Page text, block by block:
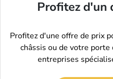
Profitez d'un
Profitez d'une offre de prix
châssis ou de votre porte
entreprises